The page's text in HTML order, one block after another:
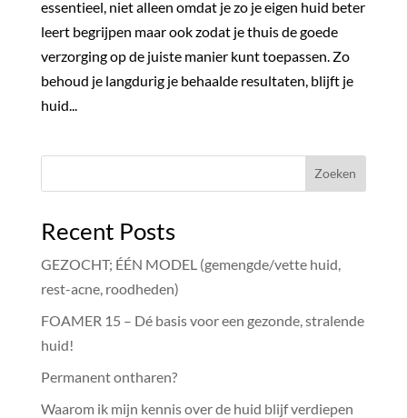
essentieel, niet alleen omdat je zo je eigen huid beter
leert begrijpen maar ook zodat je thuis de goede
verzorging op de juiste manier kunt toepassen. Zo
behoud je langdurig je behaalde resultaten, blijft je
huid...
Zoeken
Recent Posts
GEZOCHT; ÉÉN MODEL (gemengde/vette huid,
rest-acne, roodheden)
FOAMER 15 – Dé basis voor een gezonde, stralende
huid!
Permanent ontharen?
Waarom ik mijn kennis over de huid blijf verdiepen